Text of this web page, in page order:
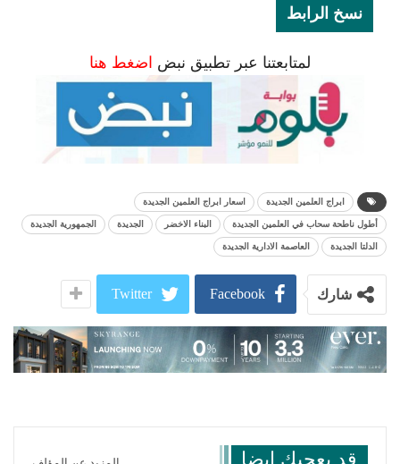
نسخ الرابط
لمتابعتنا عبر تطبيق نبض اضغط هنا
ابراج العلمين الجديدة اسعار ابراج العلمين الجديدة
أطول ناطحة سحاب في العلمين الجديدة البناء الاخضر الجديدة الجمهورية الجديدة
الدلتا الجديدة العاصمة الادارية الجديدة
شارك Facebook
Twitter
قد يعجبك ايضا